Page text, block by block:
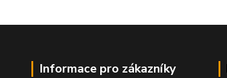
Informace pro zákazníky